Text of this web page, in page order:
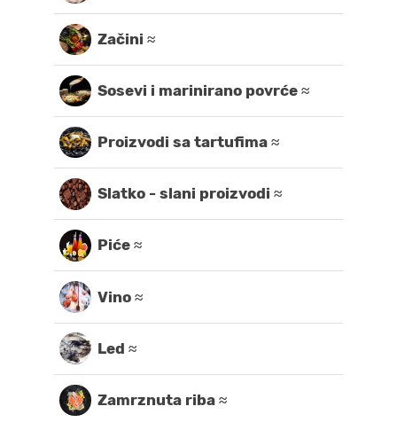
Začini ≈
Sosevi i marinirano povrće ≈
Proizvodi sa tartufima ≈
Slatko - slani proizvodi ≈
Piće ≈
Vino ≈
Led ≈
Zamrznuta riba ≈